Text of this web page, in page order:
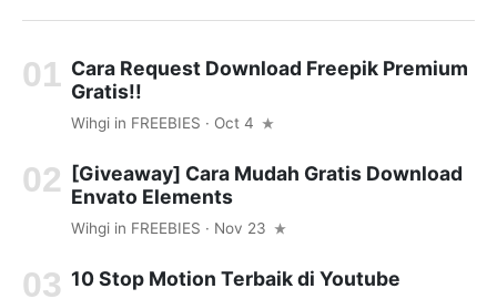
Cara Request Download Freepik Premium
Gratis!!
Wihgi in FREEBIES · Oct 4
[Giveaway] Cara Mudah Gratis Download
Envato Elements
Wihgi in FREEBIES · Nov 23
10 Stop Motion Terbaik di Youtube